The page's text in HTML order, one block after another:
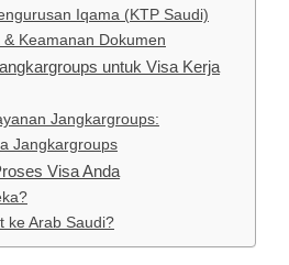
Iqama (KTP Saudi)
& Keamanan Dokumen
untuk Visa Kerja
Jangkargroups:
Jangkargroups
Visa Anda
ke Arab Saudi?